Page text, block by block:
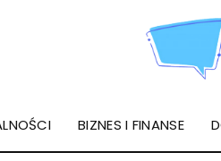
BIZNES I FINANSE